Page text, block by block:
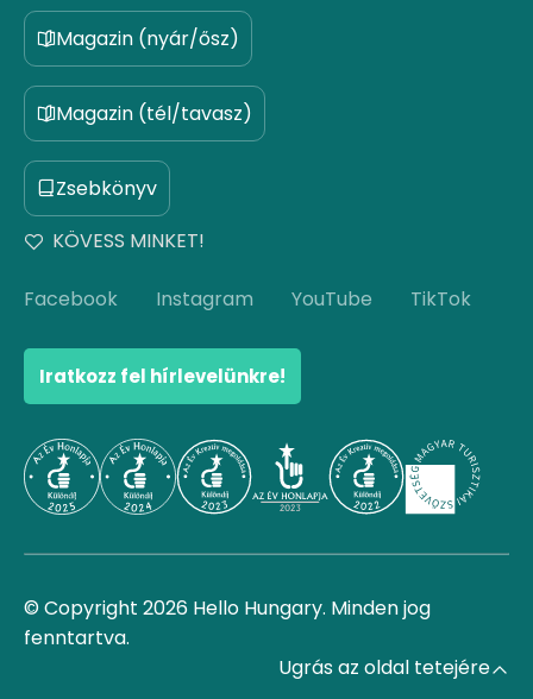
Magazin (nyár/ősz)
Magazin (tél/tavasz)
Zsebkönyv
KÖVESS MINKET!
Facebook Instagram YouTube TikTok
Iratkozz fel hírlevelünkre!
© Copyright 2026 Hello Hungary. Minden jog
fenntartva.
Ugrás az oldal tetejére